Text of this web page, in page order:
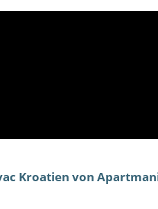
Kroatien von